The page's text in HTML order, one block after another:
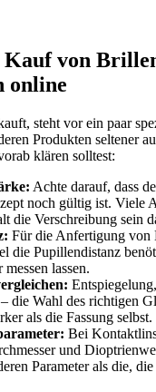
von
online
steht vor ein paar
Produkten seltener
klären solltest:
Achte darauf, dass
noch gültig ist. Viele
die Verschreibung sein
Für die Anfertigung von
die Pupillendistanz
lassen.
die Wahl des richtigen
als die Fassung selbst.
Bei
und
Parameter als die,